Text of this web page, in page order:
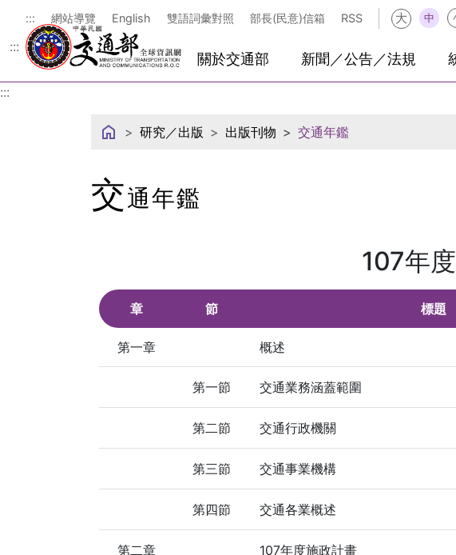
中華民國交通部
::: 網站導覽 English 雙語詞彙對照 部長(民意)信箱 RSS 大 中
:::
關於交通部 新聞／公告／法規
:::
研究／出版 出版刊物 交通年鑑
交通年鑑
107年
章 節 標題
第一章 概述
第一節 交通業務涵蓋範圍
第二節 交通行政機關
第三節 交通事業機構
第四節 交通各業概述
第二章 107年度施政計畫